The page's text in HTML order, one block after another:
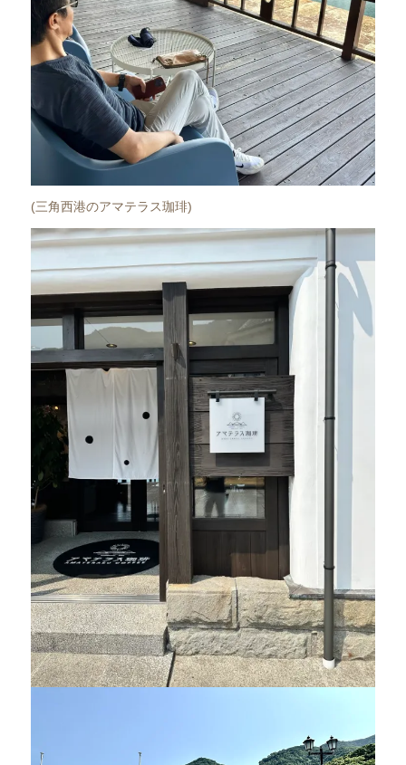
(三角西港のアマテラス珈琲)